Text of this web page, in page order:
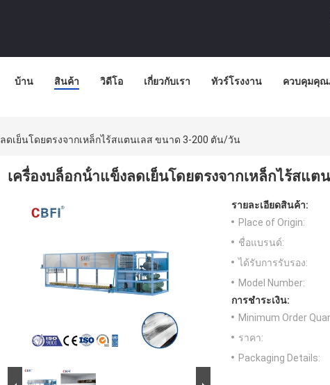
บ้าน สินค้า วิดีโอ เกี่ยวกับเรา ทัวร์โรงงาน ควบคุมคุณ
ดเย็นโดยตรงจากเหล็กไร้สแตนเลส ขนาด 3-200 ตัน/วัน
เครื่องบล็อกน้ําแข็งลดเย็นโดยตรงจากเหล็กไร้สแ
รายละเอียดสินค้า:
Place of Origin:
ชื่อแบรนด์:
ได้รับการรับรอง:
Model Number:
การชำระเงิน:
Minimum Order
ราคา:
Packaging Details: